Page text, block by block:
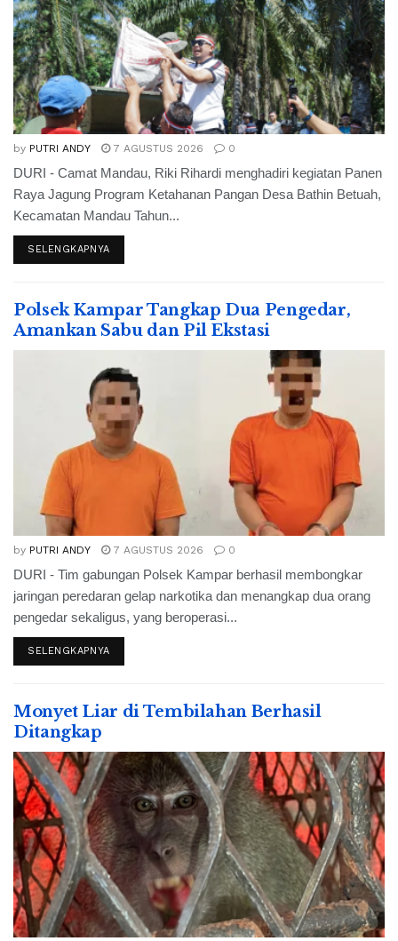
by PUTRI ANDY 7 AGUSTUS 2026 0
DURI - Camat Mandau, Riki Rihardi menghadiri kegiatan Panen
Raya Jagung Program Ketahanan Pangan Desa Bathin Betuah,
Kecamatan Mandau Tahun...
SELENGKAPNYA
Polsek Kampar Tangkap Dua Pengedar,
Amankan Sabu dan Pil Ekstasi
by PUTRI ANDY 7 AGUSTUS 2026 0
DURI - Tim gabungan Polsek Kampar berhasil membongkar
jaringan peredaran gelap narkotika dan menangkap dua orang
pengedar sekaligus, yang beroperasi...
SELENGKAPNYA
Monyet Liar di Tembilahan Berhasil
Ditangkap